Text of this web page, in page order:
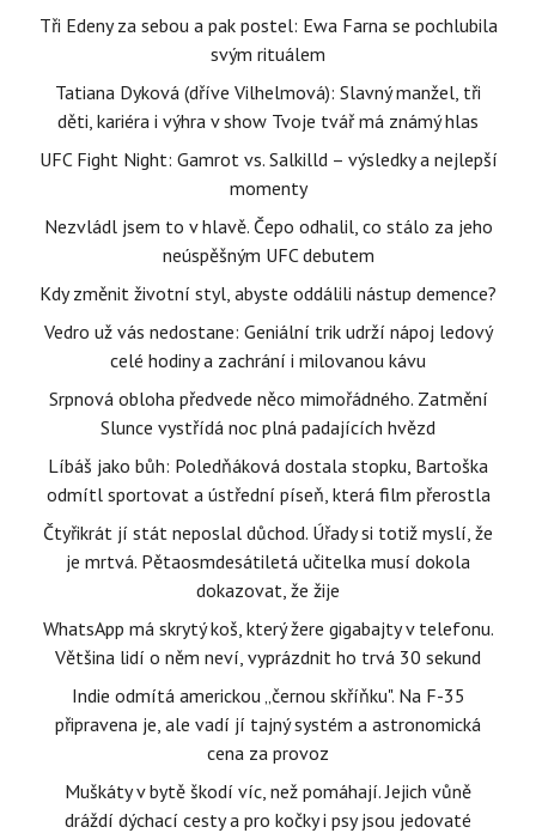
Tři Edeny za sebou a pak postel: Ewa Farna se pochlubila
svým rituálem
Tatiana Dyková (dříve Vilhelmová): Slavný manžel, tři
děti, kariéra i výhra v show Tvoje tvář má známý hlas
UFC Fight Night: Gamrot vs. Salkilld – výsledky a nejlepší
momenty
Nezvládl jsem to v hlavě. Čepo odhalil, co stálo za jeho
neúspěšným UFC debutem
Kdy změnit životní styl, abyste oddálili nástup demence?
Vedro už vás nedostane: Geniální trik udrží nápoj ledový
celé hodiny a zachrání i milovanou kávu
Srpnová obloha předvede něco mimořádného. Zatmění
Slunce vystřídá noc plná padajících hvězd
Líbáš jako bůh: Poledňáková dostala stopku, Bartoška
odmítl sportovat a ústřední píseň, která film přerostla
Čtyřikrát jí stát neposlal důchod. Úřady si totiž myslí, že
je mrtvá. Pětaosmdesátiletá učitelka musí dokola
dokazovat, že žije
WhatsApp má skrytý koš, který žere gigabajty v telefonu.
Většina lidí o něm neví, vyprázdnit ho trvá 30 sekund
Indie odmítá americkou „černou skříňku". Na F-35
připravena je, ale vadí jí tajný systém a astronomická
cena za provoz
Muškáty v bytě škodí víc, než pomáhají. Jejich vůně
dráždí dýchací cesty a pro kočky i psy jsou jedovaté